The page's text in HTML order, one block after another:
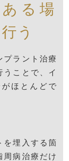
る場
う
プラント治療
ことで、イ
ほとんどで
を埋入する箇
周病治療だけ